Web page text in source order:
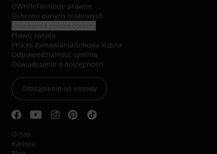
OWH/Informacje prawne
Ochrona danych osobowych
Prawo zwrotu
Proces zamawiania/umowa kupna
Odpowiedzialność cywilna
Oświadczenie o dostępności
Odstąpienie od umowy
O nas
Kariera